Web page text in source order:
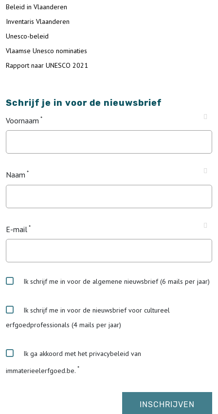
Beleid in Vlaanderen
Inventaris Vlaanderen
Unesco-beleid
Vlaamse Unesco nominaties
Rapport naar UNESCO 2021
Schrijf je in voor de nieuwsbrief
Voornaam
Naam
E-mail
Ik schrijf me in voor de algemene nieuwsbrief (6 mails per jaar)
Ik schrijf me in voor de nieuwsbrief voor cultureel
erfgoedprofessionals (4 mails per jaar)
Ik ga akkoord met het privacybeleid van
immaterieelerfgoed.be.